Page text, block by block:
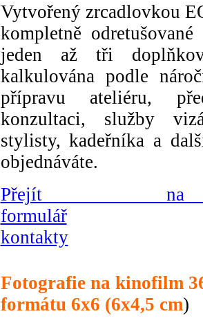
Vytvořený zrcadlovkou
kompletně
jeden až tři
kalkulována podle
přípravu ateliéru,
konzultaci, služby
stylisty, kadeřníka a
objednáváte.
Přejít na
formulář
kontakty
Fotografie na kinofilm
formátu 6x6 (6x4,5 cm)